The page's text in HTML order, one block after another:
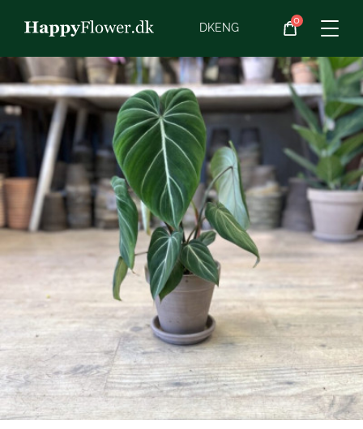
Blomster
Blomster­abonnement
Begravelse
Planter
Gaveideer
Chokolade
Vin
Øl
DKENG
0